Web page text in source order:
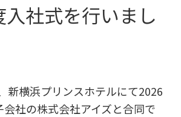
入社式を行いまし
新横浜プリンスホテルにて2026
社の株式会社アイズと合同で